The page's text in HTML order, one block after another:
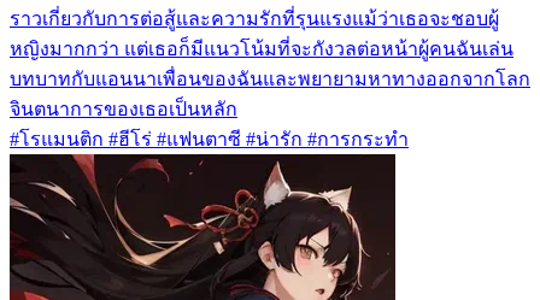
ราวเกี่ยวกับการต่อสู้และความรักที่รุนแรงแม้ว่าเธอจะชอบผู้
หญิงมากกว่า แต่เธอก็มีแนวโน้มที่จะกังวลต่อหน้าผู้คนฉันเล่น
บทบาทกับแอนนาเพื่อนของฉันและพยายามหาทางออกจากโลก
จินตนาการของเธอเป็นหลัก
#โรแมนติก #ฮีโร่ #แฟนตาซี #น่ารัก #การกระทำ